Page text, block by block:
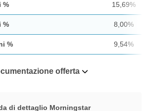
% 15,69%
% 8,00%
% 9,54%
offerta
di dettaglio Morningstar